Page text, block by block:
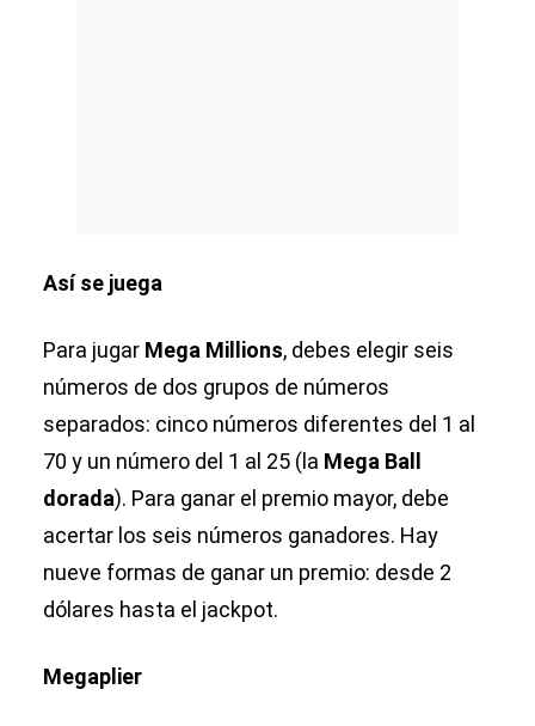
Así se juega
Para jugar Mega Millions, debes elegir seis
números de dos grupos de números
separados: cinco números diferentes del 1 al
70 y un número del 1 al 25 (la Mega Ball
dorada). Para ganar el premio mayor, debe
acertar los seis números ganadores. Hay
nueve formas de ganar un premio: desde 2
dólares hasta el jackpot.
Megaplier